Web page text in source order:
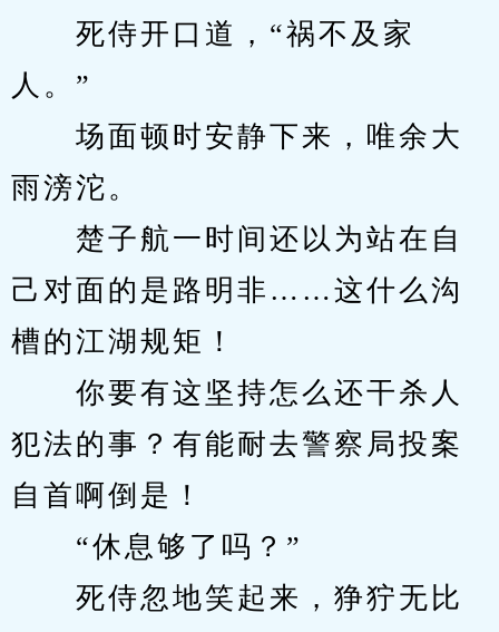
死侍开口道，“祸不及家
人。”
场面顿时安静下来，唯余大
雨滂沱。
楚子航一时间还以为站在自
己对面的是路明非……这什么沟
槽的江湖规矩！
你要有这坚持怎么还干杀人
犯法的事？有能耐去警察局投案
自首啊倒是！
“休息够了吗？”
死侍忽地笑起来，狰狞无比